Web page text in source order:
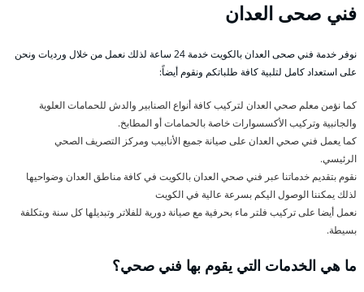
فني صحى العدان
نوفر خدمة فني صحى العدان بالكويت خدمة 24 ساعة لذلك نعمل من خلال ورديات ونحن
على استعداد كامل لتلبية كافة طلباتكم ونقوم أيضاً:
كما نؤمن معلم صحي العدان لتركيب كافة أنواع الصنابير والدش للحمامات العلوية
والجانبية وتركيب الأكسسوارات خاصة بالحمامات أو المطابخ.
كما يعمل فني صحي العدان على صيانة جميع الأنابيب ومركز التصريف الصحي
الرئيسي.
نقوم بتقديم خدماتنا عبر فني صحي العدان بالكويت في كافة مناطق العدان وضواحيها
لذلك يمكننا الوصول اليكم بسرعة عالية في الكويت
نعمل أيضا على تركيب فلتر ماء بحرفية مع صيانة دورية للفلاتر وتبديلها كل سنة وبتكلفة
بسيطة.
ما هي الخدمات التي يقوم بها فني صحي؟